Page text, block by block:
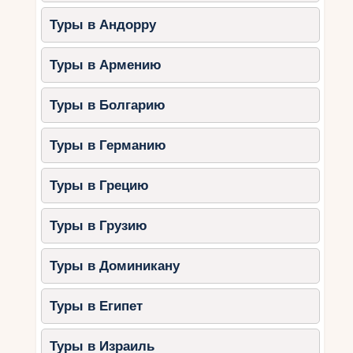
(Солнечный Берег)
Этот отель славится своим большим
аквапарком, который включён в стоимость
проживания.
Особенности:
экстремальных до детских.
аттракционами.
Бассейны с шезлонгами и бар у
бассейна.
Специальные программы для детей и
взрослых.
Почему выбрать:
сочетание комфорта, развлечений и высокого
уровня сервиса.
Туры в Андорру
Туры в Армению
Туры в Болгарию
Туры в Германию
Туры в Грецию
Туры в Грузию
Туры в Доминикану
Туры в Египет
Туры в Израиль